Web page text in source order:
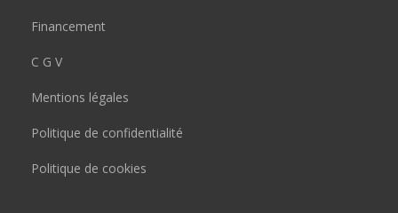
Financement
C G V
Mentions légales
Politique de confidentialité
Politique de cookies